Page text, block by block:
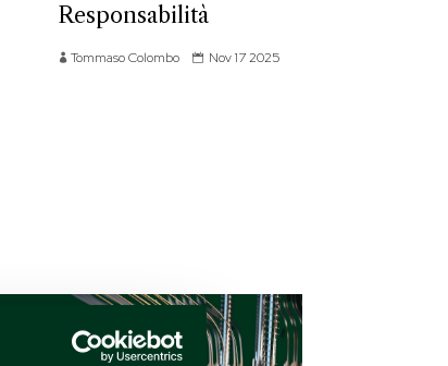
Responsabilità
Tommaso Colombo Nov 17 2025